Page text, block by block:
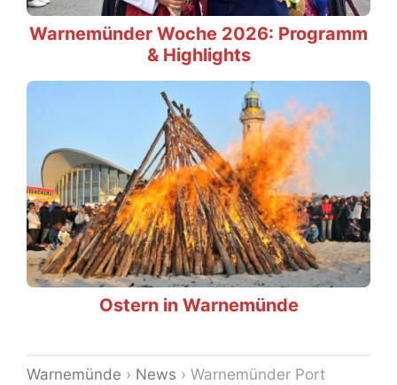
Warnemünder Woche 2026: Programm
& Highlights
Ostern in Warnemünde
Warnemünde › News › Warnemünder Port